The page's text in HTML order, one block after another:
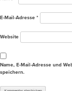
E-Mail-Adresse *
Website
Name, E-Mail-Adresse und
speichern.